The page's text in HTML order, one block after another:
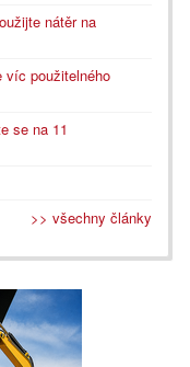
nátěr na
použitelného
se na 11
>> všechny články